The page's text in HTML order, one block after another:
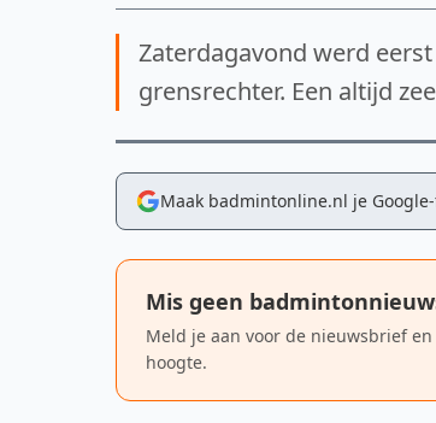
Zaterdagavond werd
grensrechter. Een altijd
Maak badmintonline.nl je
Mis geen
Meld je aan voor de nieuwsbrief
hoogte.